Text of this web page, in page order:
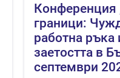
Конференция
граници:
работна
заетостта в
септември